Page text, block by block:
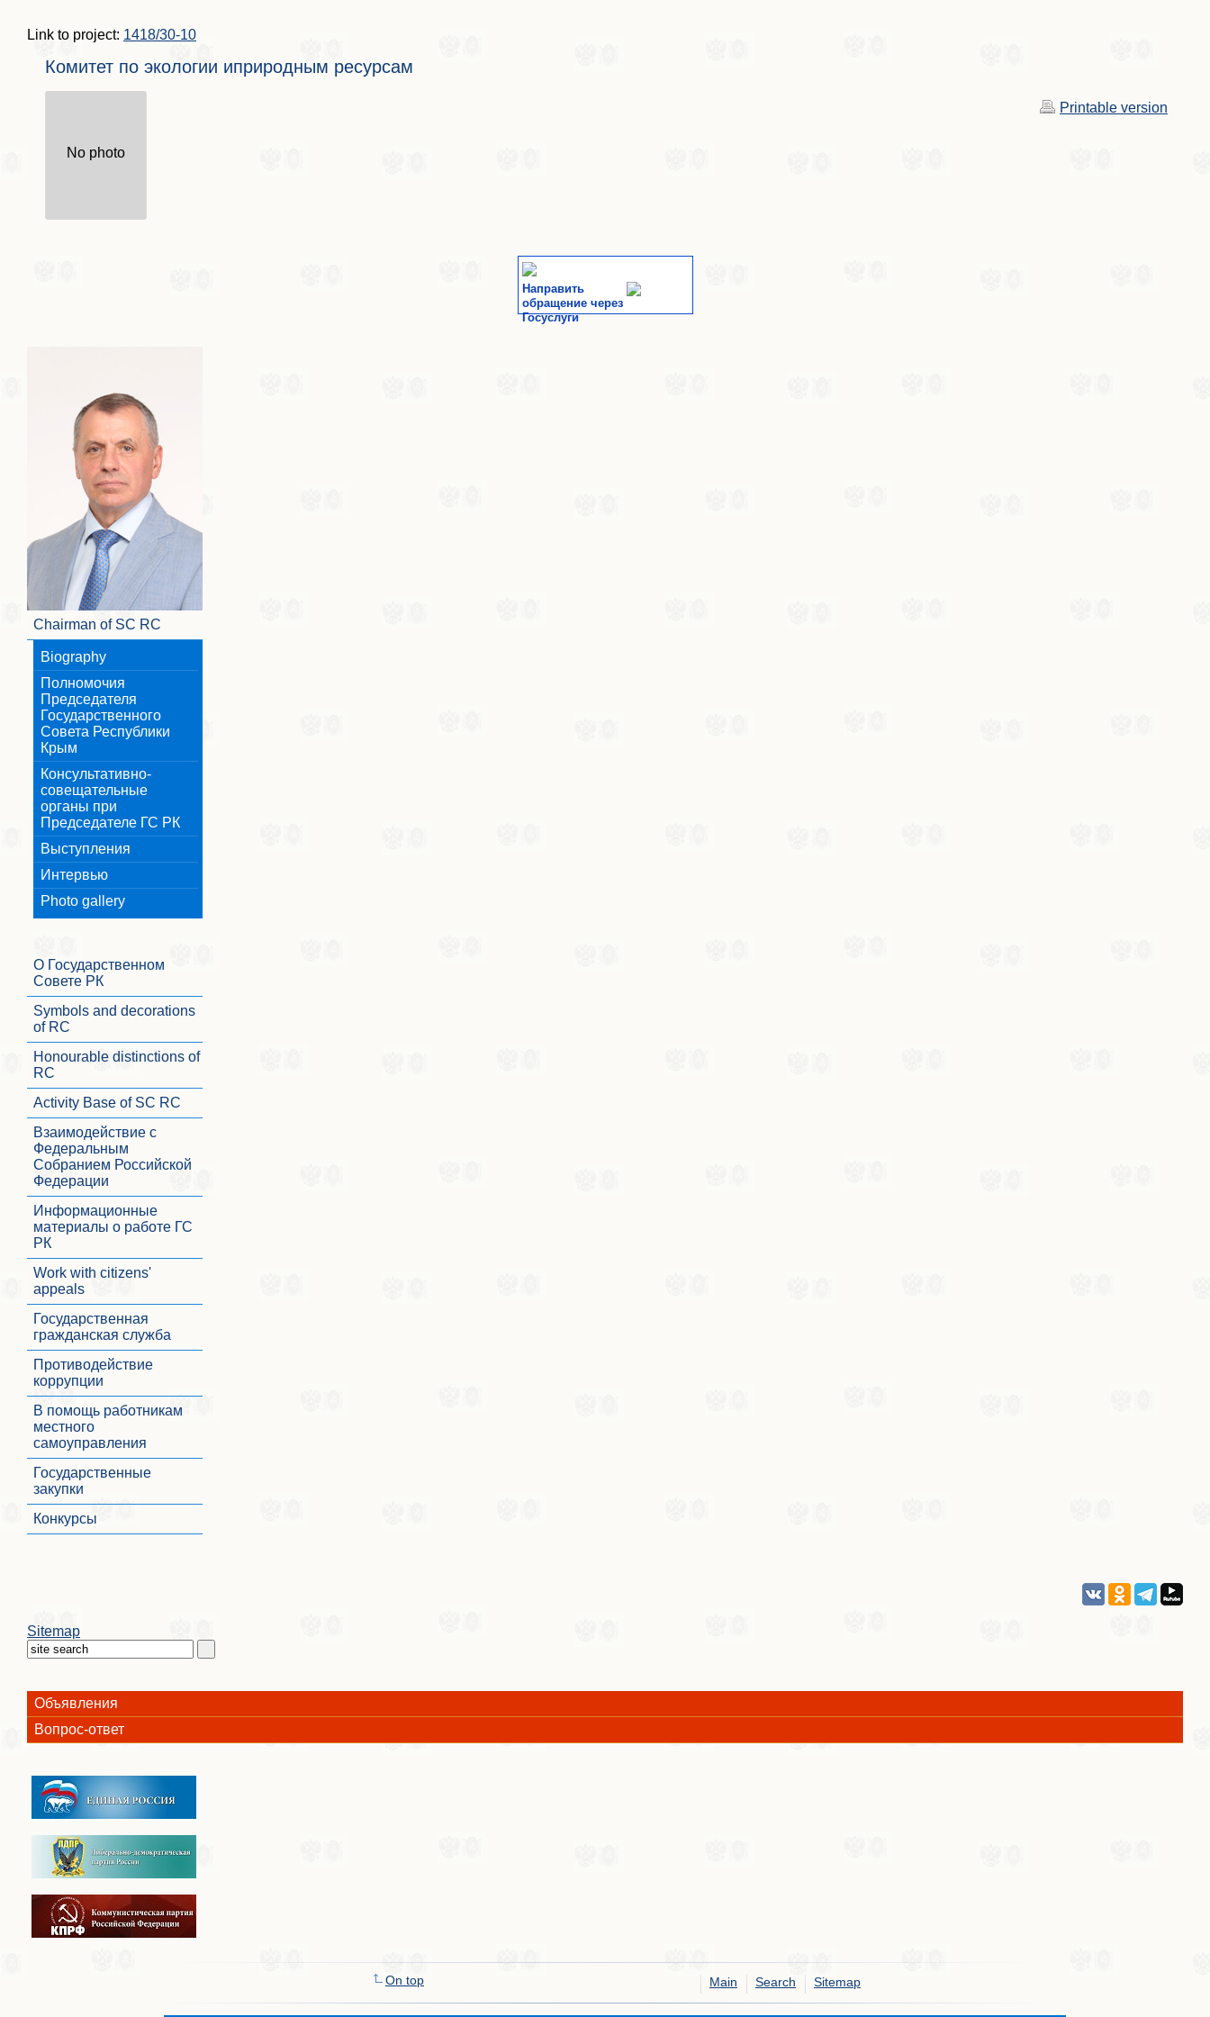
Link to project: 1418/30-10
Комитет по экологии иприродным ресурсам
No photo
Printable version
Направить
обращение через
Госуслуги
Chairman of SC RC
Biography
Полномочия
Председателя
Государственного
Совета Республики
Крым
Консультативно-
совещательные
органы при
Председателе ГС РК
Выступления
Интервью
Photo gallery
О Государственном
Совете РК
Symbols and decorations
of RC
Honourable distinctions of
RC
Activity Base of SC RC
Взаимодействие с
Федеральным
Собранием Российской
Федерации
Информационные
материалы о работе ГС
РК
Work with citizens'
appeals
Государственная
гражданская служба
Противодействие
коррупции
В помощь работникам
местного
самоуправления
Государственные
закупки
Конкурсы
Sitemap
Объявления
Вопрос-ответ
On top Main Search Sitemap